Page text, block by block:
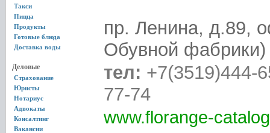
Такси
Пицца
Продукты
Готовые блюда
Доставка воды
Деловые
Страхование
Юристы
Нотариус
Адвокаты
Консалтинг
Вакансии
пр. Ленина, д.89,
Обувной фабрики)
тел: +7(3519)444-
77-74
www.florange-